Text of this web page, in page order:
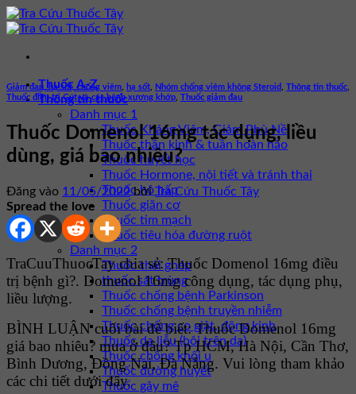
Bỏ
qua
dung
Thuốc A-Z
Thông tin thuốc
Danh mục 1
Thuốc Kháng Viêm, Giảm Phù Nề
Thuốc thần kinh & tuần hoàn não
Thuốc huyết học
Thuốc Hormone, nội tiết và tránh thai
Thuốc hô hấp
Thuốc giãn cơ
Thuốc tim mạch
Thuốc tiêu hóa đường ruột
Danh mục 2
Thuốc thải ghép
thuốc sát trùng
Thuốc chống bệnh Parkinson
Thuốc chống bệnh truyền nhiễm
Thuốc chống co giật, động kinh
Thuốc da liễu (bôi trên da)
Thuốc chống khối u
Thuốc đường huyết
Thuốc gây mê
Giảm đau, hạ sốt, chống viêm hạ sốt Nhóm chống viêm không Steroid Thông tin thuốc
Thuốc điều trị Gút và các bệnh xương khớp Thuốc giảm đau
Thuốc Domenol 16mg tác dụng, liều
dùng, giá bao nhiêu?
Đăng vào 11/05/2022 bởiTra Cứu Thuốc Tây
Spread the love
TraCuuThuocTay chia sẻ: Thuốc Domenol 16mg điều
trị bệnh gì?. Domenol 16mg công dụng, tác dụng phụ,
liều lượng.
BÌNH LUẬN cuối bài để biết: Thuốc Domenol 16mg
giá bao nhiêu? mua ở đâu? Tp HCM, Hà Nội, Cần Thơ,
Bình Dương, Đồng Nai, Đà Nẵng. Vui lòng tham khảo
các chi tiết dưới đây.